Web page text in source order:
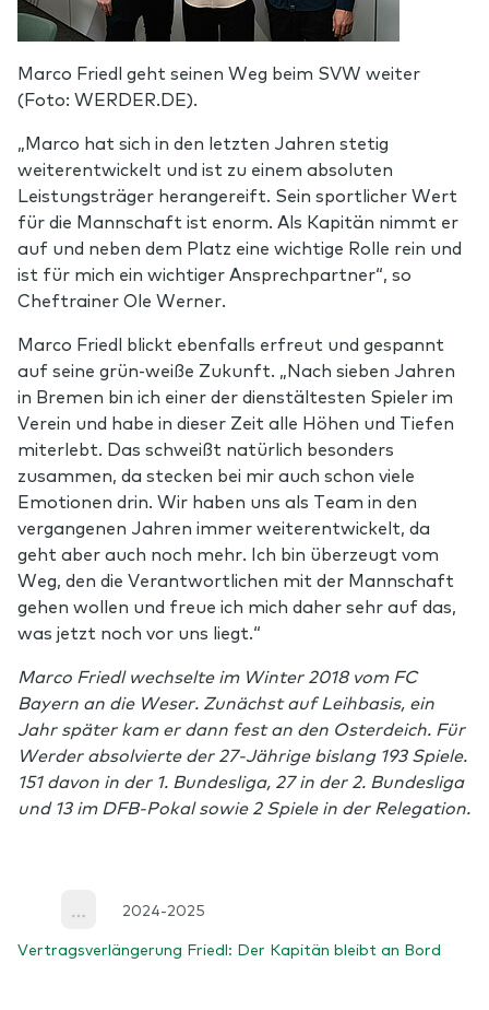
Marco Friedl geht seinen Weg beim SVW weiter
(Foto: WERDER.DE).
„Marco hat sich in den letzten Jahren stetig
weiterentwickelt und ist zu einem absoluten
Leistungsträger herangereift. Sein sportlicher Wert
für die Mannschaft ist enorm. Als Kapitän nimmt er
auf und neben dem Platz eine wichtige Rolle rein und
ist für mich ein wichtiger Ansprechpartner“, so
Cheftrainer Ole Werner.
Marco Friedl blickt ebenfalls erfreut und gespannt
auf seine grün-weiße Zukunft. „Nach sieben Jahren
in Bremen bin ich einer der dienstältesten Spieler im
Verein und habe in dieser Zeit alle Höhen und Tiefen
miterlebt. Das schweißt natürlich besonders
zusammen, da stecken bei mir auch schon viele
Emotionen drin. Wir haben uns als Team in den
vergangenen Jahren immer weiterentwickelt, da
geht aber auch noch mehr. Ich bin überzeugt vom
Weg, den die Verantwortlichen mit der Mannschaft
gehen wollen und freue ich mich daher sehr auf das,
was jetzt noch vor uns liegt.“
Marco Friedl wechselte im Winter 2018 vom FC
Bayern an die Weser. Zunächst auf Leihbasis, ein
Jahr später kam er dann fest an den Osterdeich. Für
Werder absolvierte der 27-Jährige bislang 193 Spiele.
151 davon in der 1. Bundesliga, 27 in der 2. Bundesliga
und 13 im DFB-Pokal sowie 2 Spiele in der Relegation.
2024-2025
Vertragsverlängerung Friedl: Der Kapitän bleibt an Bord